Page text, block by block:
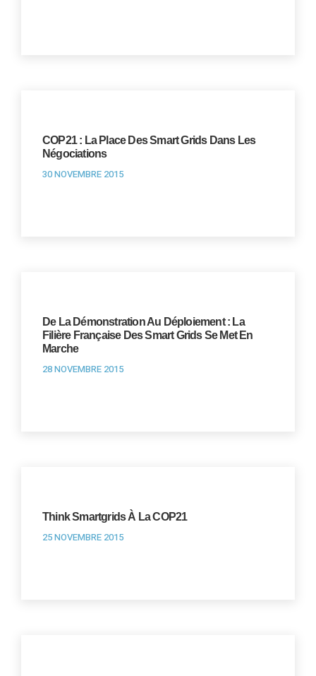
COP21 : La Place Des Smart Grids Dans Les
Négociations
30 NOVEMBRE 2015
De La Démonstration Au Déploiement : La
Filière Française Des Smart Grids Se Met En
Marche
28 NOVEMBRE 2015
Think Smartgrids À La COP21
25 NOVEMBRE 2015